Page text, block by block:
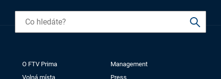
O FTV Prima
Management
Volná místa
Press